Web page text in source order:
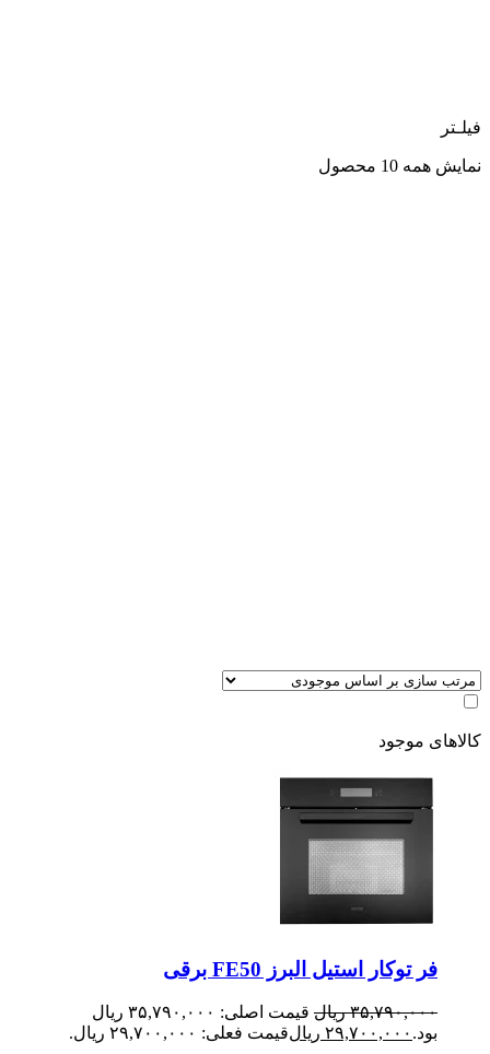
فیلـتر
نمایش همه 10 محصول
کالاهای موجود
فر توکار استیل البرز FE50 برقی
۳۵,۷۹۰,۰۰۰ ریال
قیمت اصلی: ۳۵,۷۹۰,۰۰۰ ریال
بود. ۲۹,۷۰۰,۰۰۰ ریالقیمت فعلی: ۲۹,۷۰۰,۰۰۰ ریال.